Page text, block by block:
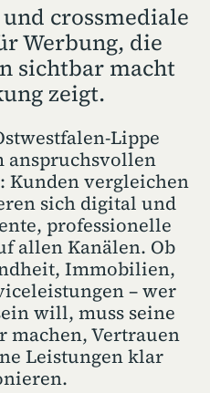
crossmediale
Werbung, die
sichtbar macht
zeigt.
Lippe
anspruchsvollen
Kunden vergleichen
sich digital und
professionelle
allen Kanälen. Ob
Immobilien,
– wer
will, muss seine
machen, Vertrauen
Leistungen klar